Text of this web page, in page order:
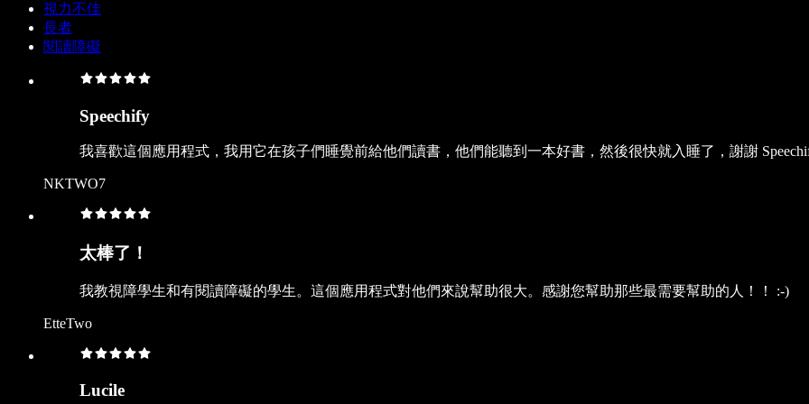
視力不佳
長者
閱讀障礙
Speechify
我喜歡這個應用程式，我用它在孩子們睡覺前給他們讀書，他們能聽到一本好書，然後很快就入睡了，謝謝
NKTWO7
太棒了！
我教視障學生和有閱讀障礙的學生。這個應用程式對他們來說幫助很大。感謝您幫助那些最需要幫助的人！！ :-)
EtteTwo
Lucile